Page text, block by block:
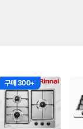
구매 300+